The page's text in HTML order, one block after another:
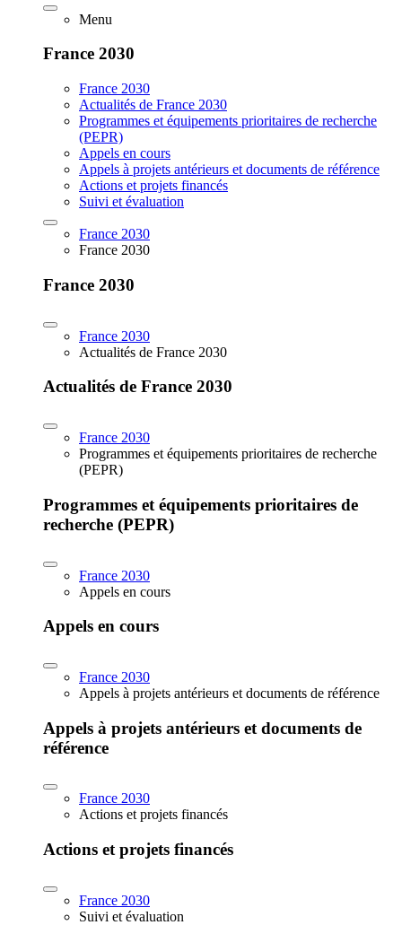
Menu
France 2030
France 2030
Actualités de France 2030
Programmes et équipements prioritaires de recherche
(PEPR)
Appels en cours
Appels à projets antérieurs et documents de référence
Actions et projets financés
Suivi et évaluation
France 2030
France 2030
France 2030
France 2030
Actualités de France 2030
Actualités de France 2030
France 2030
Programmes et équipements prioritaires de recherche
(PEPR)
Programmes et équipements prioritaires de
recherche (PEPR)
France 2030
Appels en cours
Appels en cours
France 2030
Appels à projets antérieurs et documents de référence
Appels à projets antérieurs et documents de
référence
France 2030
Actions et projets financés
Actions et projets financés
France 2030
Suivi et évaluation